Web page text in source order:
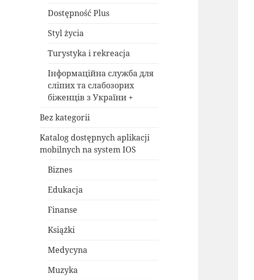
Dostępność Plus
Styl życia
Turystyka i rekreacja
Інформаційна служба для
сліпих та слабозорих
біженців з України +
Bez kategorii
Katalog dostępnych aplikacji
mobilnych na system IOS
Biznes
Edukacja
Finanse
Książki
Medycyna
Muzyka